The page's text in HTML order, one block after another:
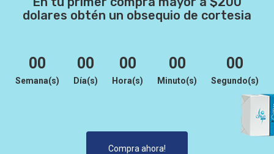
dolares obtén un obsequio de cortesia
00
Semana(s)
00
Día(s)
00
Hora(s)
00
Minuto(s)
00
Segundo(s)
Compra ahora!